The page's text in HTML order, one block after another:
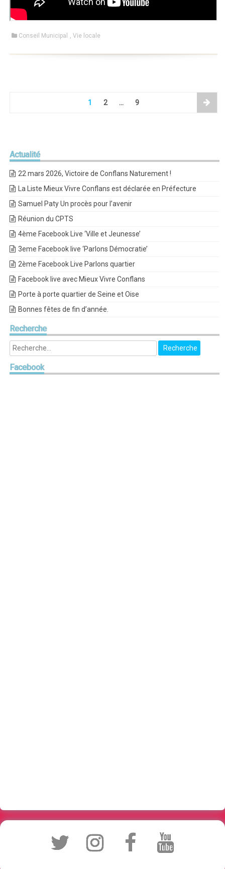
Conseil Municipal ,Vie locale
1 2 … 9
Actualité
22 mars 2026, Victoire de Conflans Naturement !
La Liste Mieux Vivre Conflans est déclarée en Préfecture
Samuel Paty Un procès pour l’avenir
Réunion du CPTS
4ème Facebook Live ‘Ville et Jeunesse’
3eme Facebook live ‘Parlons Démocratie’
2ème Facebook Live Parlons quartier
Facebook live avec Mieux Vivre Conflans
Porte à porte quartier de Seine et Oise
Bonnes fêtes de fin d’année.
Recherche
Facebook